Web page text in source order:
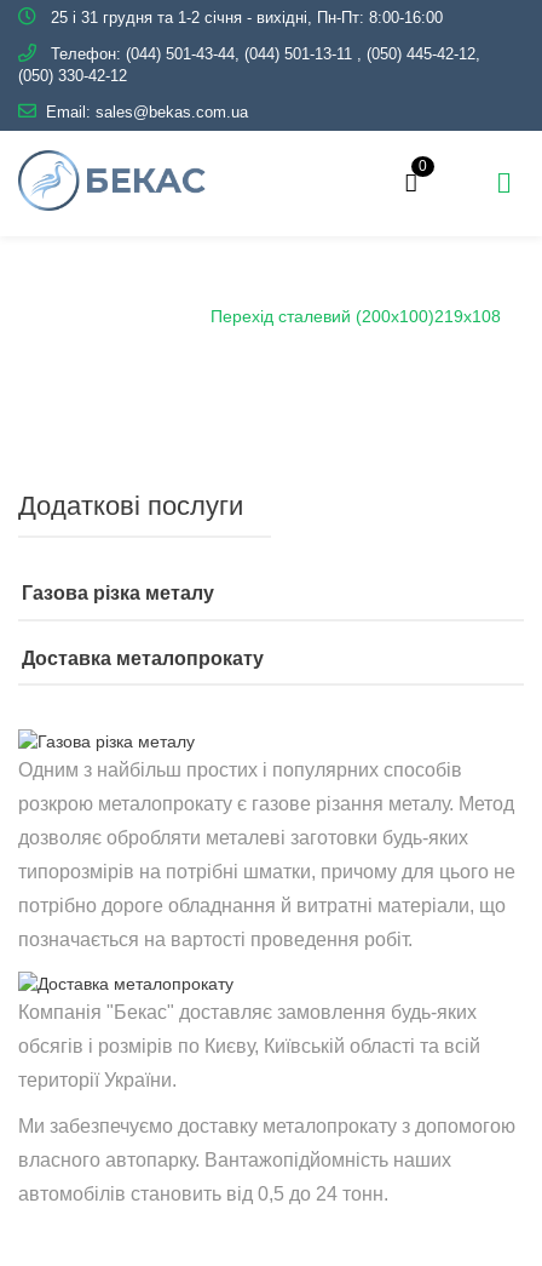
25 і 31 грудня та 1-2 січня - вихідні, Пн-Пт: 8:00-16:00
Телефон: (044) 501-43-44, (044) 501-13-11 , (050) 445-42-12,
(050) 330-42-12
Email: sales@bekas.com.ua
0
Перехід сталевий (200х100)219х108
Додаткові послуги
Газова різка металу
Доставка металопрокату
Одним з найбільш простих і популярних способів
розкрою металопрокату є газове різання металу. Метод
дозволяє обробляти металеві заготовки будь-яких
типорозмірів на потрібні шматки, причому для цього не
потрібно дороге обладнання й витратні матеріали, що
позначається на вартості проведення робіт.
Компанія "Бекас" доставляє замовлення будь-яких
обсягів і розмірів по Києву, Київській області та всій
території України.
Ми забезпечуємо доставку металопрокату з допомогою
власного автопарку. Вантажопідйомність наших
автомобілів становить від 0,5 до 24 тонн.